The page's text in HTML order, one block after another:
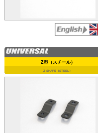
Z型（スチール）
Z SHAPE（STEEL）